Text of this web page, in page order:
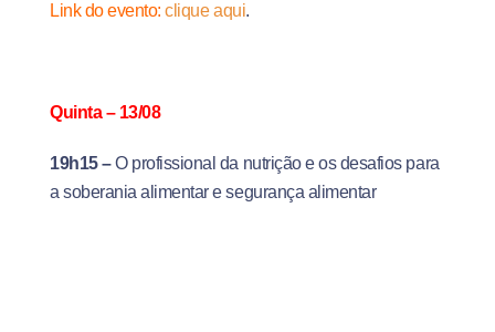
Link do evento: clique aqui.
Quinta – 13/08
19h15 –O profissional da nutrição e os desafios para
a soberania alimentar e segurança alimentar